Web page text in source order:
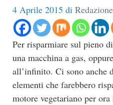
4 Aprile 2015 di Redazione
Per risparmiare sul pieno
una macchina a gas,
all’infinito. Ci sono anche
elementi che farebbero
motore vegetariano per